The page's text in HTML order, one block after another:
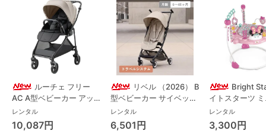
ルーチェ フリー
AC A型ベビーカー アッ
プリカ(Aprica) A型ベビ
ーカー アップリカ
(Aprica)
レンタル
10,087円
リベル （2026） B
型ベビーカー サイベック
ス(cybex)
レンタル
6,501円
Bright
イトスターツ
ス フォーエバ
レンド ジャン
パルー キッズ
レンタル
3,300円